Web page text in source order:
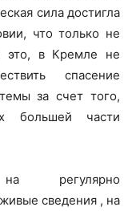
сила достигла
что только не
это, в Кремле не
спасение
за счет того,
большей части
регулярно
сведения , на